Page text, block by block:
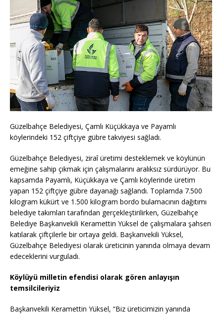
Güzelbahçe Belediyesi, Çamlı Küçükkaya ve Payamlı
köylerindeki 152 çiftçiye gübre takviyesi sağladı.
Güzelbahçe Belediyesi, ziraî üretimi desteklemek ve köylünün
emeğine sahip çıkmak için çalışmalarını aralıksız sürdürüyor. Bu
kapsamda Payamlı, Küçükkaya ve Çamlı köylerinde üretim
yapan 152 çiftçiye gübre dayanağı sağlandı. Toplamda 7.500
kilogram kükürt ve 1.500 kilogram bordo bulamacının dağıtımı
belediye takımları tarafından gerçekleştirilirken, Güzelbahçe
Belediye Başkanvekili Keramettin Yüksel de çalışmalara şahsen
katılarak çiftçilerle bir ortaya geldi. Başkanvekili Yüksel,
Güzelbahçe Belediyesi olarak üreticinin yanında olmaya devam
edeceklerini vurguladı.
Köylüyü milletin efendisi olarak gören anlayışın
temsilcileriyiz
Başkanvekili Keramettin Yüksel, “Biz üreticimizin yanında